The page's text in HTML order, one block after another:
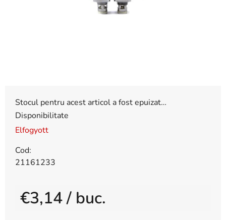
Stocul pentru acest articol a fost epuizat…
Disponibilitate
Elfogyott
Cod:
21161233
€3,14/ buc.